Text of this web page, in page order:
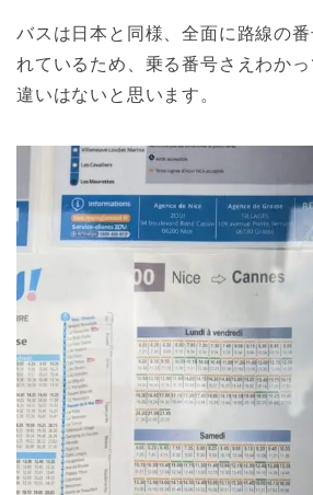
バスは日本と同様、全面に路線の
れているため、乗る番号さえわか
違いはないと思います。